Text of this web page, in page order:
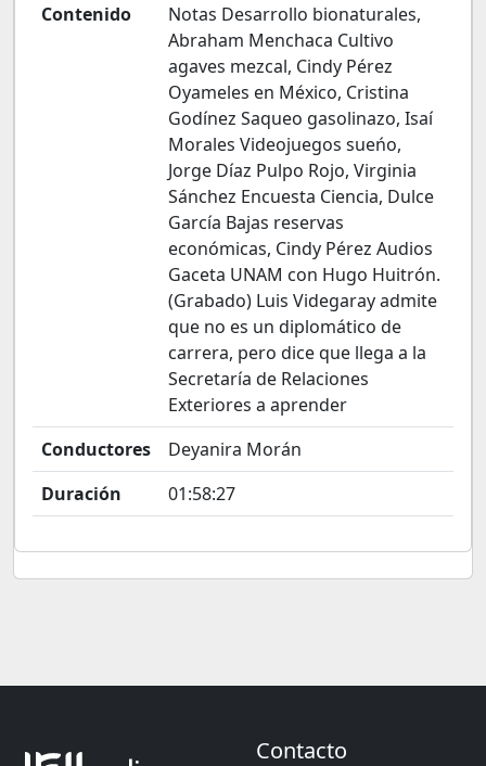
Contenido
Notas Desarrollo bionaturales,
Abraham Menchaca Cultivo
agaves mezcal, Cindy Pérez
Oyameles en México, Cristina
Godínez Saqueo gasolinazo, Isaí
Morales Videojuegos sueńo,
Jorge Díaz Pulpo Rojo, Virginia
Sánchez Encuesta Ciencia, Dulce
García Bajas reservas
económicas, Cindy Pérez Audios
Gaceta UNAM con Hugo Huitrón.
(Grabado) Luis Videgaray admite
que no es un diplomático de
carrera, pero dice que llega a la
Secretaría de Relaciones
Exteriores a aprender
Conductores
Deyanira Morán
Duración
01:58:27
Contacto